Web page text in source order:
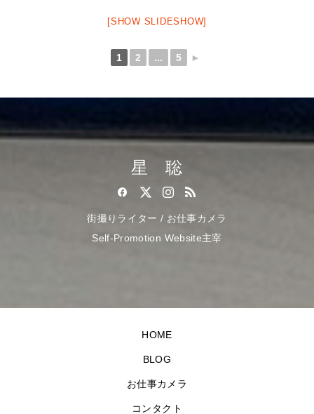
[SHOW SLIDESHOW]
1 2 ... 5 ►
星 聡
街撮りライター / お仕事カメラ
Self-Promotion Website主宰
HOME
BLOG
お仕事カメラ
コンタクト